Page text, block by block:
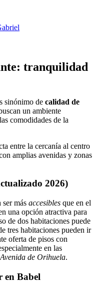
tranquilidad
sinónimo de calidad de
un ambiente
comodidades de la
entre la cercanía al centro
amplias avenidas y zonas
2026)
más accesibles que en el
una opción atractiva para
de dos habitaciones puede
tres habitaciones pueden ir
oferta de pisos con
en las
Avenida de Orihuela.
en Babel